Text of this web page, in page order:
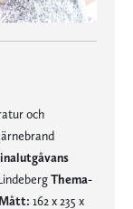
och
Thema-
Mått: 162 x 235 x